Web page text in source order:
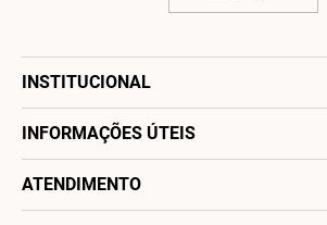
INSTITUCIONAL
INFORMAÇÕES ÚTEIS
ATENDIMENTO